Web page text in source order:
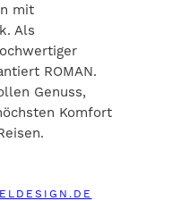
mit
Als
ROMAN.
Genuss,
Komfort